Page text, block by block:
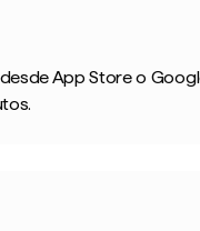
App Store o